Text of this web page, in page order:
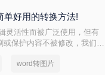
单好用的转换方法!
灵活性而被广泛使用，但有
保护内容不被修改，我们需
合分享和存档。那么word怎
word转图片